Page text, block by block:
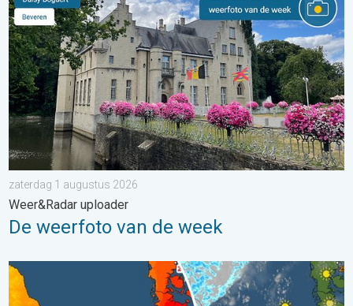
zaterdag 1 augustus 2026
Weer&Radar uploader
De weerfoto van de week
Hoe is het elders in Europa?. Zomerse zondag. . . zondag 9